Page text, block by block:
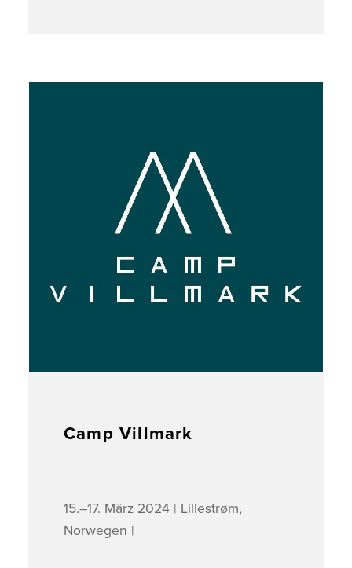
Camp Villmark
15.–17. März 2024 | Lillestrøm,
Norwegen |